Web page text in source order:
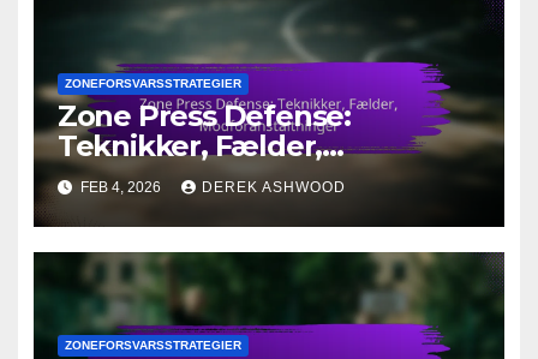
ZONEFORSVARSSTRATEGIER
Zone Press Defense:
Teknikker, Fælder,
Modforanstaltninger
FEB 4, 2026 DEREK ASHWOOD
ZONEFORSVARSSTRATEGIER